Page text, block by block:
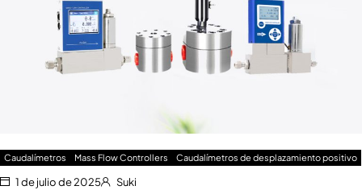
Caudalímetros Mass Flow Controllers Caudalímetros de desplazamiento positivo
1 de julio de 2025 Suki